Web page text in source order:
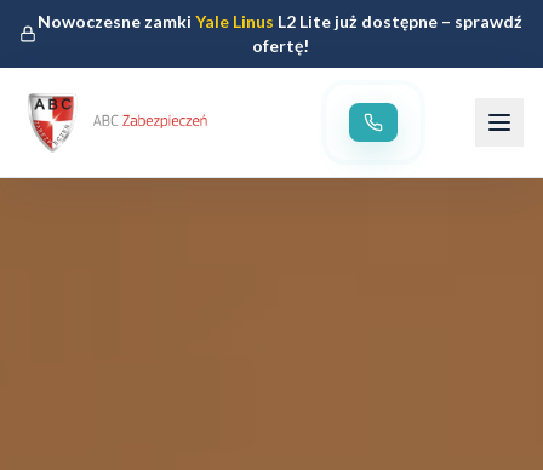
Nowoczesne zamkiYale Linus L2 Lite już dostępne – sprawdź
ofertę!